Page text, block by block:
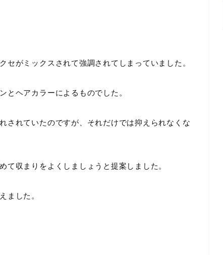
がミックスされて強調されてしまっていました。
とヘアカラーによるものでした。
されていたのですが、それだけでは抑えられなくな
収まりをよくしましょうと提案しました。
ました。